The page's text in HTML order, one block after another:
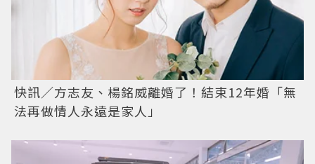
快訊／方志友、楊銘威離婚了！結束12年婚「無
法再做情人永遠是家人」